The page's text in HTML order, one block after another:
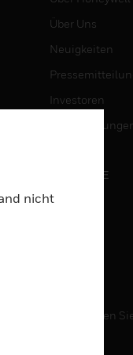
Über Uns
Neuigkeiten
Investoren
KARRIERE
Karriere
Kontaktieren
nicht